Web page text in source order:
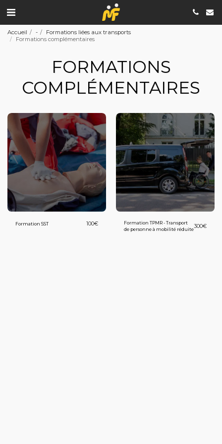
Accueil -
Formations liées aux transports
Formations complémentaires
FORMATIONS
COMPLÉMENTAIRES
Formation SST 100€
Formation TPMR - Transport
de personne à mobilité réduite300€